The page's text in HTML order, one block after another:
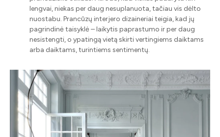
lengvai, niekas per daug nesuplanuota, tačiau vis dėlto
nuostabu. Prancūzų interjero dizaineriai teigia, kad jų
pagrindinė taisyklė – laikytis paprastumo ir per daug
nesistengti, o ypatingą vietą skirti vertingiems daiktams
arba daiktams, turintiems sentimentų.